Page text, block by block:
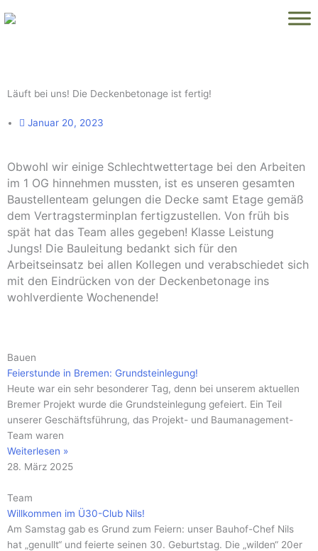
Inhalt
Läuft bei uns! Die Deckenbetonage ist fertig!
Januar 20, 2023
Obwohl wir einige Schlechtwettertage bei den Arbeiten
im 1 OG hinnehmen mussten, ist es unseren gesamten
Baustellenteam gelungen die Decke samt Etage gemäß
dem Vertragsterminplan fertigzustellen. Von früh bis
spät hat das Team alles gegeben! Klasse Leistung
Jungs! Die Bauleitung bedankt sich für den
Arbeitseinsatz bei allen Kollegen und verabschiedet sich
mit den Eindrücken von der Deckenbetonage ins
wohlverdiente Wochenende!
Bauen
Feierstunde in Bremen: Grundsteinlegung!
Heute war ein sehr besonderer Tag, denn bei unserem aktuellen
Bremer Projekt wurde die Grundsteinlegung gefeiert. Ein Teil
unserer Geschäftsführung, das Projekt- und Baumanagement-
Team waren
Weiterlesen »
28. März 2025
Team
Willkommen im Ü30-Club Nils!
Am Samstag gab es Grund zum Feiern: unser Bauhof-Chef Nils
hat „genullt“ und feierte seinen 30. Geburtstag. Die „wilden“ 20er